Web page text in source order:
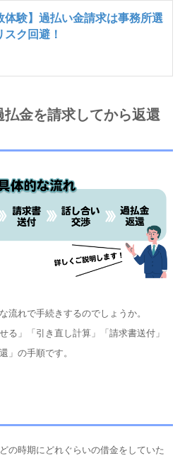
体験】過払い金請求は事務所選
スク回避！
金を請求してから返還
流れで手続きするのでしょうか。
る」「引き直し計算」「請求書送付」
」の手順です。
の時期にどれぐらいの借金をしていた